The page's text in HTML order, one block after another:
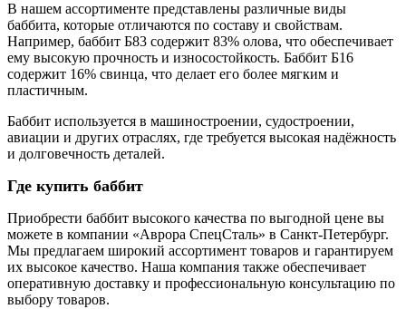
В нашем ассортименте представлены различные виды
баббита, которые отличаются по составу и свойствам.
Например, баббит Б83 содержит 83% олова, что обеспечивает
ему высокую прочность и износостойкость. Баббит Б16
содержит 16% свинца, что делает его более мягким и
пластичным.
Баббит используется в машиностроении, судостроении,
авиации и других отраслях, где требуется высокая надёжность
и долговечность деталей.
Где купить баббит
Приобрести баббит высокого качества по выгодной цене вы
можете в компании «Аврора СпецСталь» в Санкт-Петербург.
Мы предлагаем широкий ассортимент товаров и гарантируем
их высокое качество. Наша компания также обеспечивает
оперативную доставку и профессиональную консультацию по
выбору товаров.